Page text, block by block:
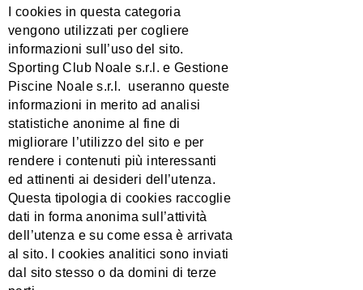
I cookies in questa categoria
vengono utilizzati per cogliere
informazioni sull’uso del sito.
Sporting Club Noale s.r.l. e Gestione
Piscine Noale s.r.l. useranno queste
informazioni in merito ad analisi
statistiche anonime al fine di
migliorare l’utilizzo del sito e per
rendere i contenuti più interessanti
ed attinenti ai desideri dell’utenza.
Questa tipologia di cookies raccoglie
dati in forma anonima sull’attività
dell’utenza e su come essa è arrivata
al sito. I cookies analitici sono inviati
dal sito stesso o da domini di terze